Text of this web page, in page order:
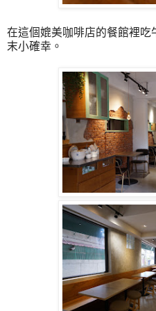
在這個媲美咖啡店的餐館裡吃
末小確幸。